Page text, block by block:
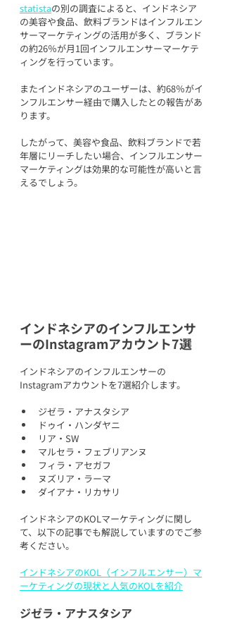
statistaの別の調査によると、インドネシア
の美容や食品、飲料ブランドはインフルエン
サーマーケティングの活用が多く、ブランド
の約26％が月1回インフルエンサーマーケテ
ィングを行っています。
またインドネシアのユーザーは、約68％がイ
ンフルエンサー経由で購入したとの報告があ
ります。
したがって、美容や食品、飲料ブランドで若
年層にリーチしたい場合、インフルエンサー
マーケティングは効果的な可能性が高いと言
えるでしょう。
インドネシアのインフルエンサ
ーのInstagramアカウント7選
インドネシアのインフルエンサーの
Instagramアカウントを7選紹介します。
ジゼラ・アナスタシア
ドゥイ・ハンダヤニ
リア・SW
マルセラ・フェブリアンヌ
フィラ・アセガフ
ヌズリア・ラーマ
ダイアナ・リカサリ
インドネシアのKOLマーケティングに関し
て、以下の記事でも解説していますのでご参
考ください。
インドネシアのKOL（インフルエンサー）マ
ーケティングの現状と人気のKOLを紹介
ジゼラ・アナスタシア